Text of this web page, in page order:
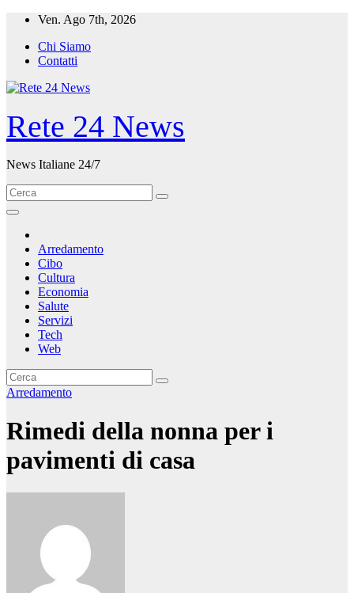
Salta
contenuto
Ven. Ago 7th, 2026
Chi Siamo
Contatti
Rete 24 News
News Italiane 24/7
Arredamento
Cibo
Cultura
Economia
Salute
Servizi
Tech
Web
Arredamento
Rimedi della nonna per i
pavimenti di casa